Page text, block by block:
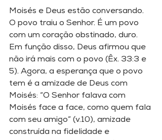
Moisés e Deus estão conversando.
O povo traiu o Senhor. É um povo
com um coração obstinado, duro.
Em função disso, Deus afirmou que
não irá mais com o povo (Êx. 33:3 e
5). Agora, a esperança que o povo
tem é a amizade de Deus com
Moisés: “O Senhor falava com
Moisés face a face, como quem fala
com seu amigo” (v.10), amizade
construída na fidelidade e